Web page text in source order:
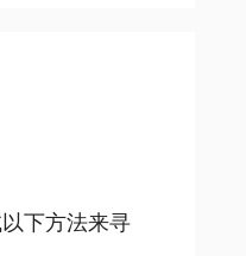
下方法来寻